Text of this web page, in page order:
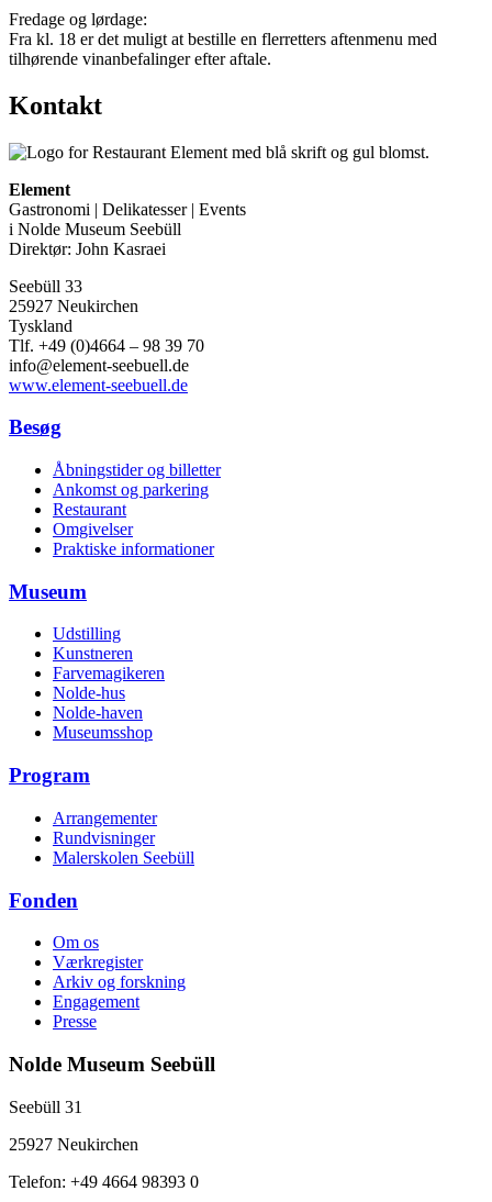
Fredage og lørdage:
Fra kl. 18 er det muligt at bestille en flerretters aftenmenu med
tilhørende vinanbefalinger efter aftale.
Kontakt
Element
Gastronomi | Delikatesser | Events
i Nolde Museum Seebüll
Direktør: John Kasraei
Seebüll 33
25927 Neukirchen
Tyskland
Tlf. +49 (0)4664 – 98 39 70
info@element-seebuell.de
www.element-seebuell.de
Besøg
Åbningstider og billetter
Ankomst og parkering
Restaurant
Omgivelser
Praktiske informationer
Museum
Udstilling
Kunstneren
Farvemagikeren
Nolde-hus
Nolde-haven
Museumsshop
Program
Arrangementer
Rundvisninger
Malerskolen Seebüll
Fonden
Om os
Værkregister
Arkiv og forskning
Engagement
Presse
Nolde Museum Seebüll
Seebüll 31
25927 Neukirchen
Telefon: +49 4664 98393 0